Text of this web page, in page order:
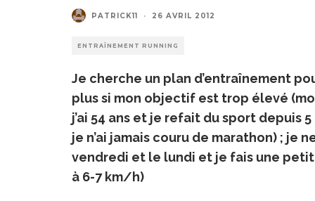
PATRICK11 · 26 AVRIL 2012
ENTRAÎNEMENT RUNNING
Je cherche un plan d’entraînement
plus si mon objectif est trop élevé
j’ai 54 ans et je refait du sport depuis 5
je n’ai jamais couru de marathon) ; je
vendredi et le lundi et je fais une
à 6-7 km/h)